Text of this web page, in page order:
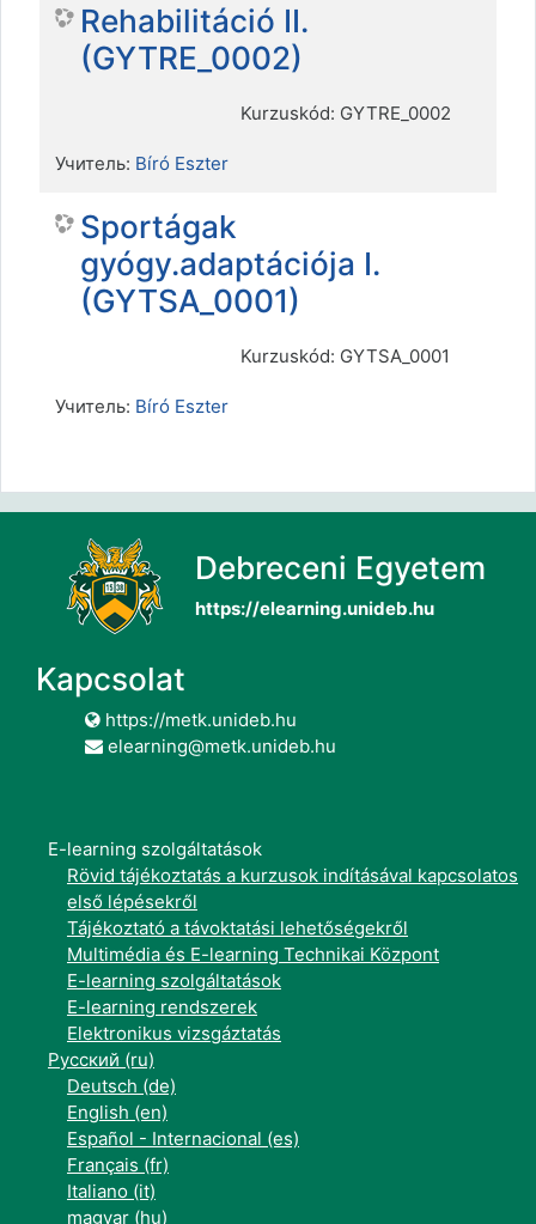
Rehabilitáció II.
(GYTRE_0002)
Kurzuskód: GYTRE_0002
Учитель: Bíró Eszter
Sportágak
gyógy.adaptációja I.
(GYTSA_0001)
Kurzuskód: GYTSA_0001
Учитель: Bíró Eszter
Debreceni Egyetem
https://elearning.unideb.hu
Kapcsolat
https://metk.unideb.hu
elearning@metk.unideb.hu
E-learning szolgáltatások
Rövid tájékoztatás a kurzusok indításával kapcsolatos
első lépésekről
Tájékoztató a távoktatási lehetőségekről
Multimédia és E-learning Technikai Központ
E-learning szolgáltatások
E-learning rendszerek
Elektronikus vizsgáztatás
Русский ‎(ru)‎
Deutsch ‎(de)‎
English ‎(en)‎
Español - Internacional ‎(es)‎
Français ‎(fr)‎
Italiano ‎(it)‎
magyar ‎(hu)‎